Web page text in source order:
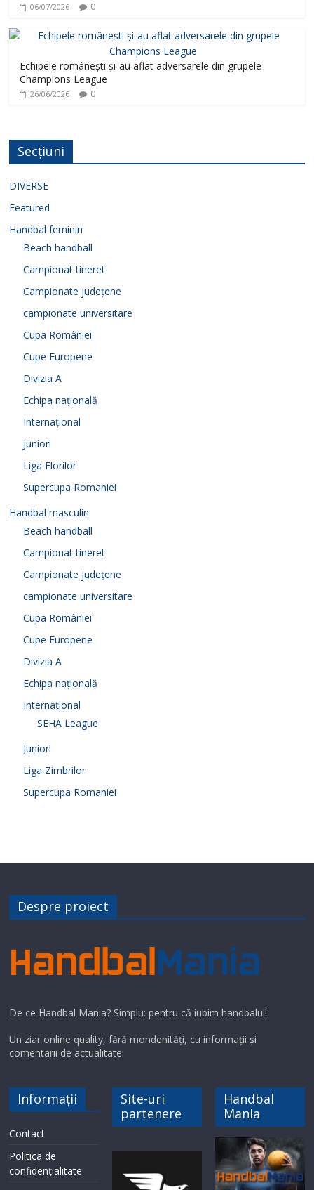
06/07/2026 0
Echipele românești și-au aflat adversarele din grupele
Champions League
26/06/2026 0
Secțiuni
DIVERSE
Featured
Handbal feminin
Beach handball
Campionat tineret
Campionate județene
campionate universitare
Cupa României
Cupe Europene
Divizia A
Echipa națională
Internațional
Juniori
Liga Florilor
Supercupa Romaniei
Handbal masculin
Beach handball
Campionat tineret
Campionate județene
campionate universitare
Cupa României
Cupe Europene
Divizia A
Echipa națională
Internațional
SEHA League
Juniori
Liga Zimbrilor
Supercupa Romaniei
Despre proiect
De ce Handbal Mania? Simplu: pentru că iubim handbalul!
Un ziar online quality, fără mondenități, cu informații și
comentarii de actualitate.
Informații
Contact
Politica de
confidențialitate
Site-uri
partenere
Handbal
Mania